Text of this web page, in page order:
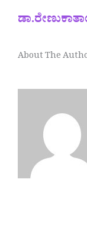
About The